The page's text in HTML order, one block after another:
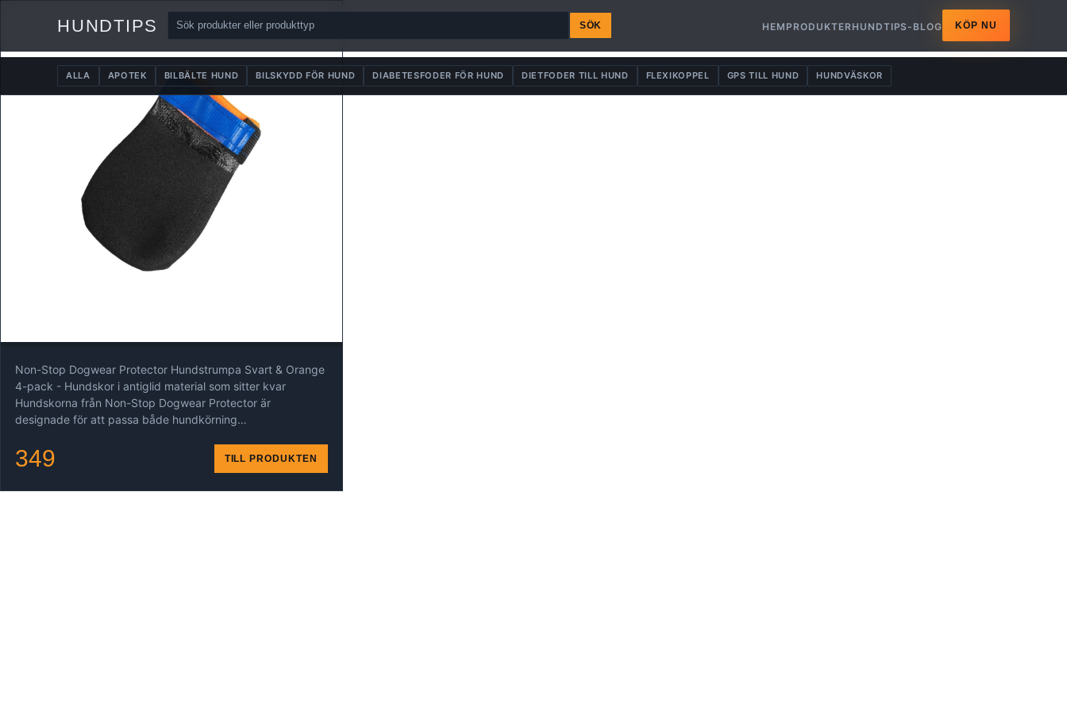
HUNDTIPS SÖK HEM PRODUKTERHUNDTIPS-BLOG KÖP NU
ALLA APOTEK BILBÄLTE HUND BILSKYDD FÖR HUND DIABETESFODER FÖR HUND DIETFODER TILL HUND FLEXIKOPPEL GPS TILL HUND HUNDVÄSKOR
Non-Stop Dogwear Protector Hundstrumpa Svart & Orange
4-pack - Hundskor i antiglid material som sitter kvar
Hundskorna från Non-Stop Dogwear Protector är
designade för att passa både hundkörning…
349 TILL PRODUKTEN